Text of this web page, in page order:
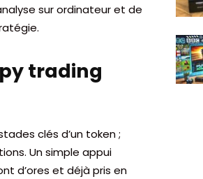
sur ordinateur et de
trading
clés d’un token ;
Un simple appui
d’ores et déjà pris en